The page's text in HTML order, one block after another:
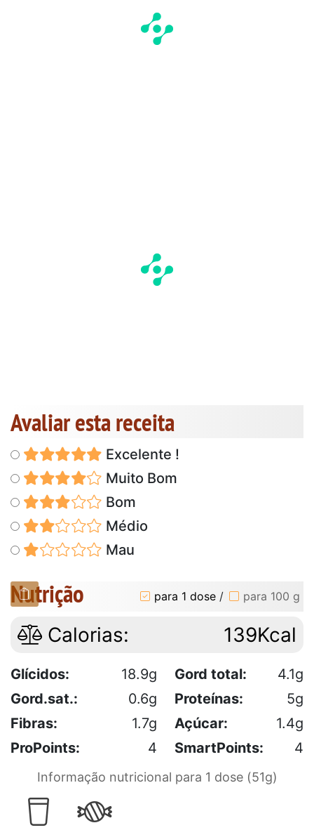
Avaliar esta receita
Excelente !
Muito Bom
Bom
Médio
Mau
Nutrição para 1 dose / para 100 g
Calorias: 139Kcal
Glícidos: 18.9g Gord total:
4.1g
Gord.sat.:
0.6g Proteínas:
5g
Fibras:
1.7g Açúcar:
1.4g
ProPoints:
4 SmartPoints: 4
Informação nutricional para 1 dose (51g)